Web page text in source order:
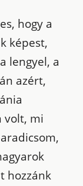
hogy a
képest,
lengyel, a
azért,
volt, mi
hozzánk